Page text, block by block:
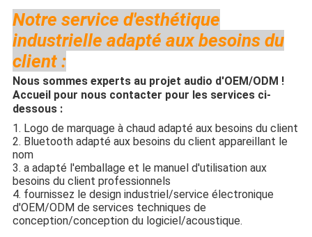
Notre service d'esthétique
industrielle adapté aux besoins du
client :
Nous sommes experts au projet audio d'OEM/ODM !
Accueil pour nous contacter pour les services ci-
dessous :
1. Logo de marquage à chaud adapté aux besoins du client
2. Bluetooth adapté aux besoins du client appareillant le
nom
3. a adapté l'emballage et le manuel d'utilisation aux
besoins du client professionnels
4. fournissez le design industriel/service électronique
d'OEM/ODM de services techniques de
conception/conception du logiciel/acoustique.